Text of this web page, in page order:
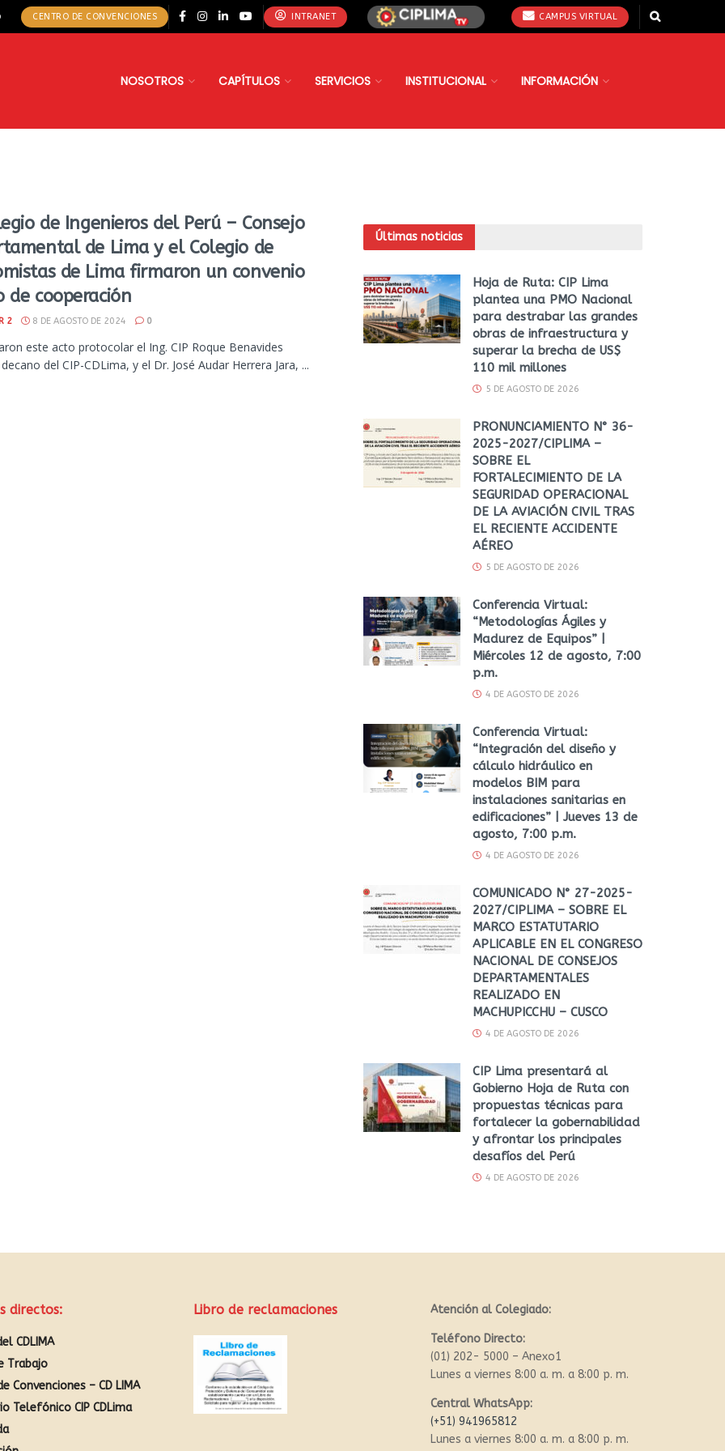
CENTRO DE CONVENCIONES INTRANET CAMPUS VIRTUAL
NOSOTROS CAPÍTULOS SERVICIOS INSTITUCIONAL INFORMACIÓN
de Ingenieros del Perú – Consejo
de Lima y el Colegio de
de Lima firmaron un convenio
de cooperación
2 8 DE AGOSTO DE 2024 0
este acto protocolar el Ing. CIP Roque Benavides
del CIP-CDLima, y el Dr. José Audar Herrera Jara, ...
Últimas noticias
Hoja de Ruta: CIP Lima
plantea una PMO Nacional
para destrabar las grandes
obras de infraestructura y
superar la brecha de US$
110 mil millones
5 DE AGOSTO DE 2026
PRONUNCIAMIENTO N° 36-
2025-2027/CIPLIMA –
SOBRE EL
FORTALECIMIENTO DE LA
SEGURIDAD OPERACIONAL
DE LA AVIACIÓN CIVIL TRAS
EL RECIENTE ACCIDENTE
AÉREO
5 DE AGOSTO DE 2026
Conferencia Virtual:
“Metodologías Ágiles y
Madurez de Equipos” |
Miércoles 12 de agosto, 7:00
p.m.
4 DE AGOSTO DE 2026
Conferencia Virtual:
“Integración del diseño y
cálculo hidráulico en
modelos BIM para
instalaciones sanitarias en
edificaciones” | Jueves 13 de
agosto, 7:00 p.m.
4 DE AGOSTO DE 2026
COMUNICADO N° 27-2025-
2027/CIPLIMA – SOBRE EL
MARCO ESTATUTARIO
APLICABLE EN EL CONGRESO
NACIONAL DE CONSEJOS
DEPARTAMENTALES
REALIZADO EN
MACHUPICCHU – CUSCO
4 DE AGOSTO DE 2026
CIP Lima presentará al
Gobierno Hoja de Ruta con
propuestas técnicas para
fortalecer la gobernabilidad
y afrontar los principales
desafíos del Perú
4 DE AGOSTO DE 2026
directos:
CDLIMA
Trabajo
Convenciones – CD LIMA
Telefónico CIP CDLima
Libro de reclamaciones Atención al Colegiado:
Teléfono Directo:
(01) 202- 5000 – Anexo1
Lunes a viernes 8:00 a. m. a 8:00 p. m.
Central WhatsApp:
(+51) 941965812
Lunes a viernes 8:00 a. m. a 8:00 p. m.